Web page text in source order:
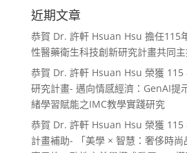
近期文章
恭賀 Dr. 許軒 Hsuan Hsu 擔任115
性醫藥衛生科技創新研究計畫共同主
恭賀 Dr. 許軒 Hsuan Hsu 榮獲 115
研究計畫- 邁向情感經濟：GenAI提
緒學習賦能之IMC教學實踐研究
恭賀 Dr. 許軒 Hsuan Hsu 榮獲 115
計畫補助- 「美學 × 智慧：奢侈時